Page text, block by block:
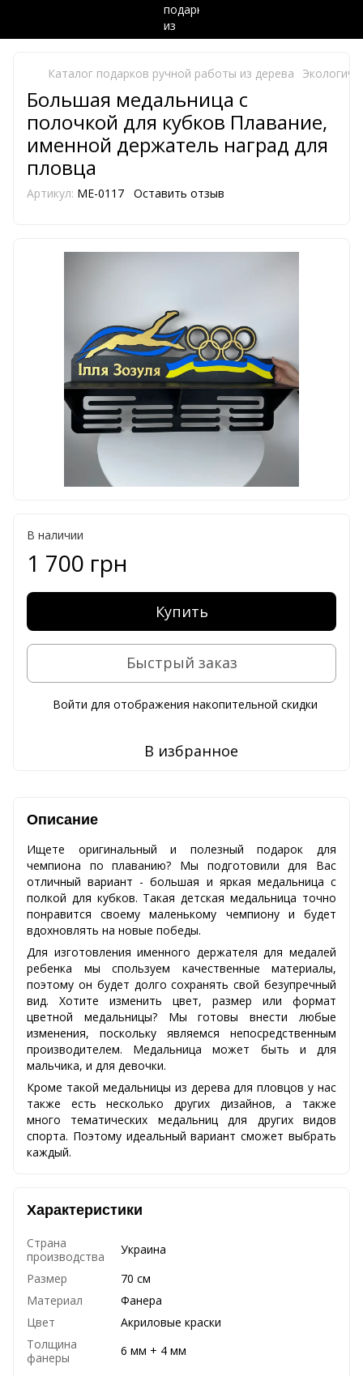
Каталог подарков ручной работы из дерева
Большая медальница с
полочкой для кубков Плавание,
именной держатель наград для
пловца
Артикул: ME-0117 Оставить отзыв
В наличии
1 700 грн
Купить
Быстрый заказ
Войти для отображения накопительной скидки
В избранное
Описание
Ищете оригинальный и полезный подарок для
чемпиона по плаванию? Мы подготовили для Вас
отличный вариант - большая и яркая медальница с
полкой для кубков. Такая детская медальница точно
понравится своему маленькому чемпиону и будет
вдохновлять на новые победы.
Для изготовления именного держателя для медалей
ребенка мы спользуем качественные материалы,
поэтому он будет долго сохранять свой безупречный
вид. Хотите изменить цвет, размер или формат
цветной медальницы? Мы готовы внести любые
изменения, поскольку являемся непосредственным
производителем. Медальница может быть и для
мальчика, и для девочки.
Кроме такой медальницы из дерева для пловцов у нас
также есть несколько других дизайнов, а также
много тематических медальниц для других видов
спорта. Поэтому идеальный вариант сможет выбрать
каждый.
Характеристики
Страна
производства
Украина
Размер
70 см
Материал
Фанера
Цвет
Акриловые краски
Толщина
фанеры
6 мм + 4 мм